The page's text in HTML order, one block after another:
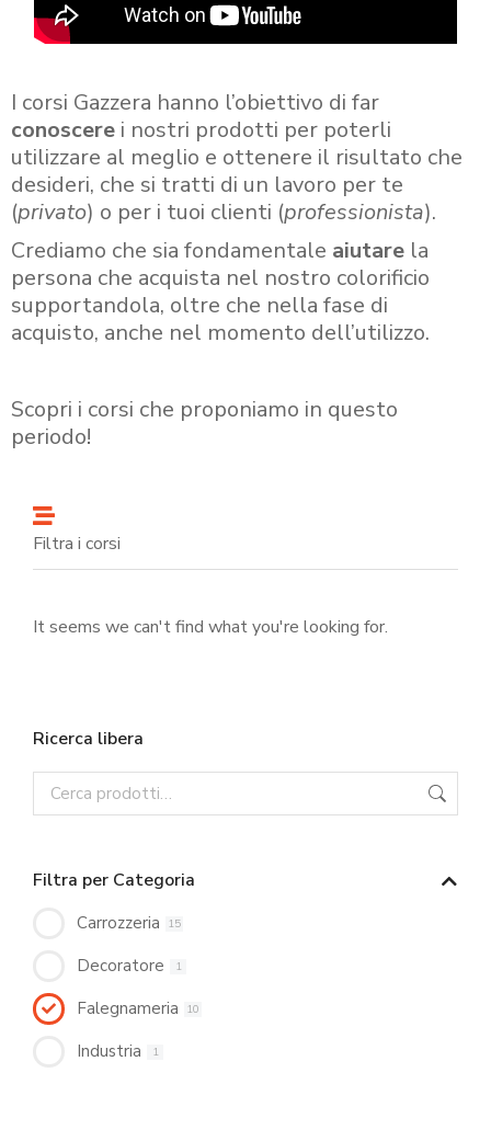
I corsi Gazzera hanno l’obiettivo di far
conoscere i nostri prodotti per poterli
utilizzare al meglio e ottenere il risultato che
desideri, che si tratti di un lavoro per te
(privato) o per i tuoi clienti (professionista).
Crediamo che sia fondamentale aiutare la
persona che acquista nel nostro colorificio
supportandola, oltre che nella fase di
acquisto, anche nel momento dell’utilizzo.
Scopri i corsi che proponiamo in questo
periodo!
Filtra i corsi
It seems we can't find what you're looking for.
Ricerca libera
Filtra per Categoria
Carrozzeria 15
Decoratore 1
Falegnameria 10
Industria 1